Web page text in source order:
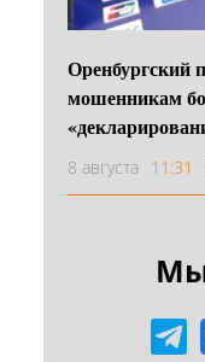
Оренбургский
мошенникам
8 августа 11:31
Мы